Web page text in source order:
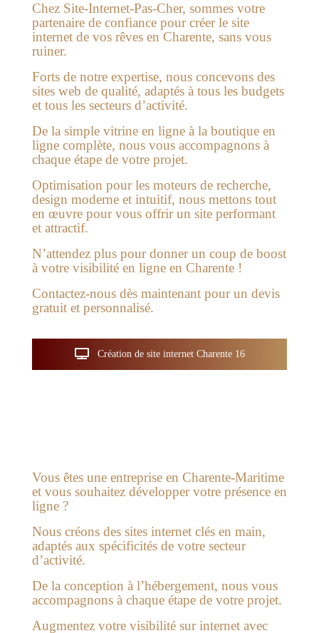
Chez Site-Internet-Pas-Cher, sommes votre
partenaire de confiance pour créer le site
internet de vos rêves en Charente, sans vous
ruiner.
Forts de notre expertise, nous concevons des
sites web de qualité, adaptés à tous les budgets
et tous les secteurs d’activité.
De la simple vitrine en ligne à la boutique en
ligne complète, nous vous accompagnons à
chaque étape de votre projet.
Optimisation pour les moteurs de recherche,
design moderne et intuitif, nous mettons tout
en œuvre pour vous offrir un site performant
et attractif.
N’attendez plus pour donner un coup de boost
à votre visibilité en ligne en Charente !
Contactez-nous dès maintenant pour un devis
gratuit et personnalisé.
Création de site internet Charente 16
Vous êtes une entreprise en Charente-Maritime
et vous souhaitez développer votre présence en
ligne ?
Nous créons des sites internet clés en main,
adaptés aux spécificités de votre secteur
d’activité.
De la conception à l’hébergement, nous vous
accompagnons à chaque étape de votre projet.
Augmentez votre visibilité sur internet avec